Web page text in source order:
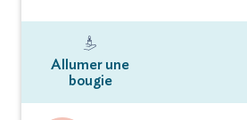
Allumer une
bougie